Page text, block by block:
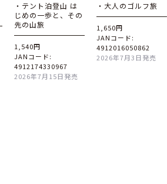
・テント泊登山 は
じめの一歩と、その
先の山旅
1,540円
JANコード:
4912174330967
2026年7月15日発売
・大人のゴルフ旅
1,650円
JANコード:
4912016050862
2026年7月3日発売